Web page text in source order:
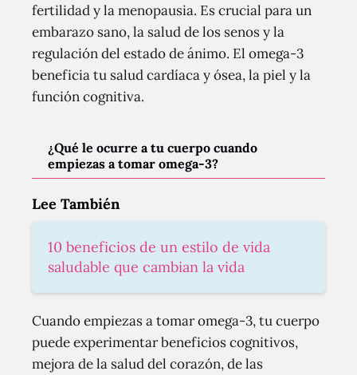
fertilidad y la menopausia. Es crucial para un
embarazo sano, la salud de los senos y la
regulación del estado de ánimo. El omega-3
beneficia tu salud cardíaca y ósea, la piel y la
función cognitiva.
¿Qué le ocurre a tu cuerpo cuando
empiezas a tomar omega-3?
Lee También
10 beneficios de un estilo de vida
saludable que cambian la vida
Cuando empiezas a tomar omega-3, tu cuerpo
puede experimentar beneficios cognitivos,
mejora de la salud del corazón, de las